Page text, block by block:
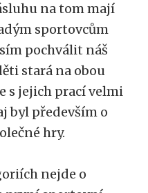
na tom mají
sportovcům
pochválit náš
stará na obou
s jejich prací velmi
byl především o
hry.
nejde o